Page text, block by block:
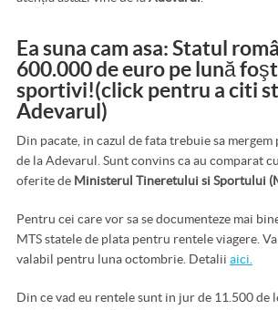
Ea suna cam asa: Statul
600.000 de euro pe lună
sportivi!(click pentru a citi
Adevarul)
Din pacate, in cazul de fata trebuie sa
de la Adevarul. Sunt convins ca au comparat
oferite de Ministerul Tineretului si Sportului
Pentru cei care vor sa se documenteze mai
MTS statele de plata pentru rentele viagere.
valabil pentru luna octombrie. Detalii aici.
Din ce vad eu rentele sunt in jur de 11.500 de